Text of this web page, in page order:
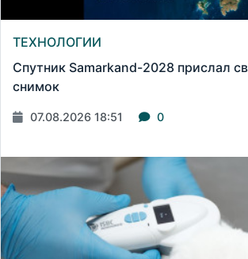
ТЕХНОЛОГИИ
Спутник Samarkand-2028 прислал
снимок
07.08.2026 18:51 0